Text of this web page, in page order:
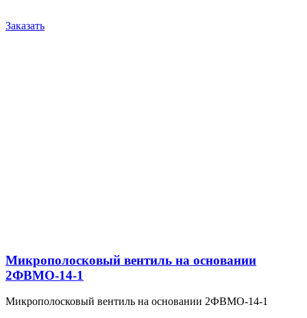
Заказать
Микрополосковый вентиль на основании
2ФВМO-14-1
Микрополосковый вентиль на основании 2ФВМO-14-1